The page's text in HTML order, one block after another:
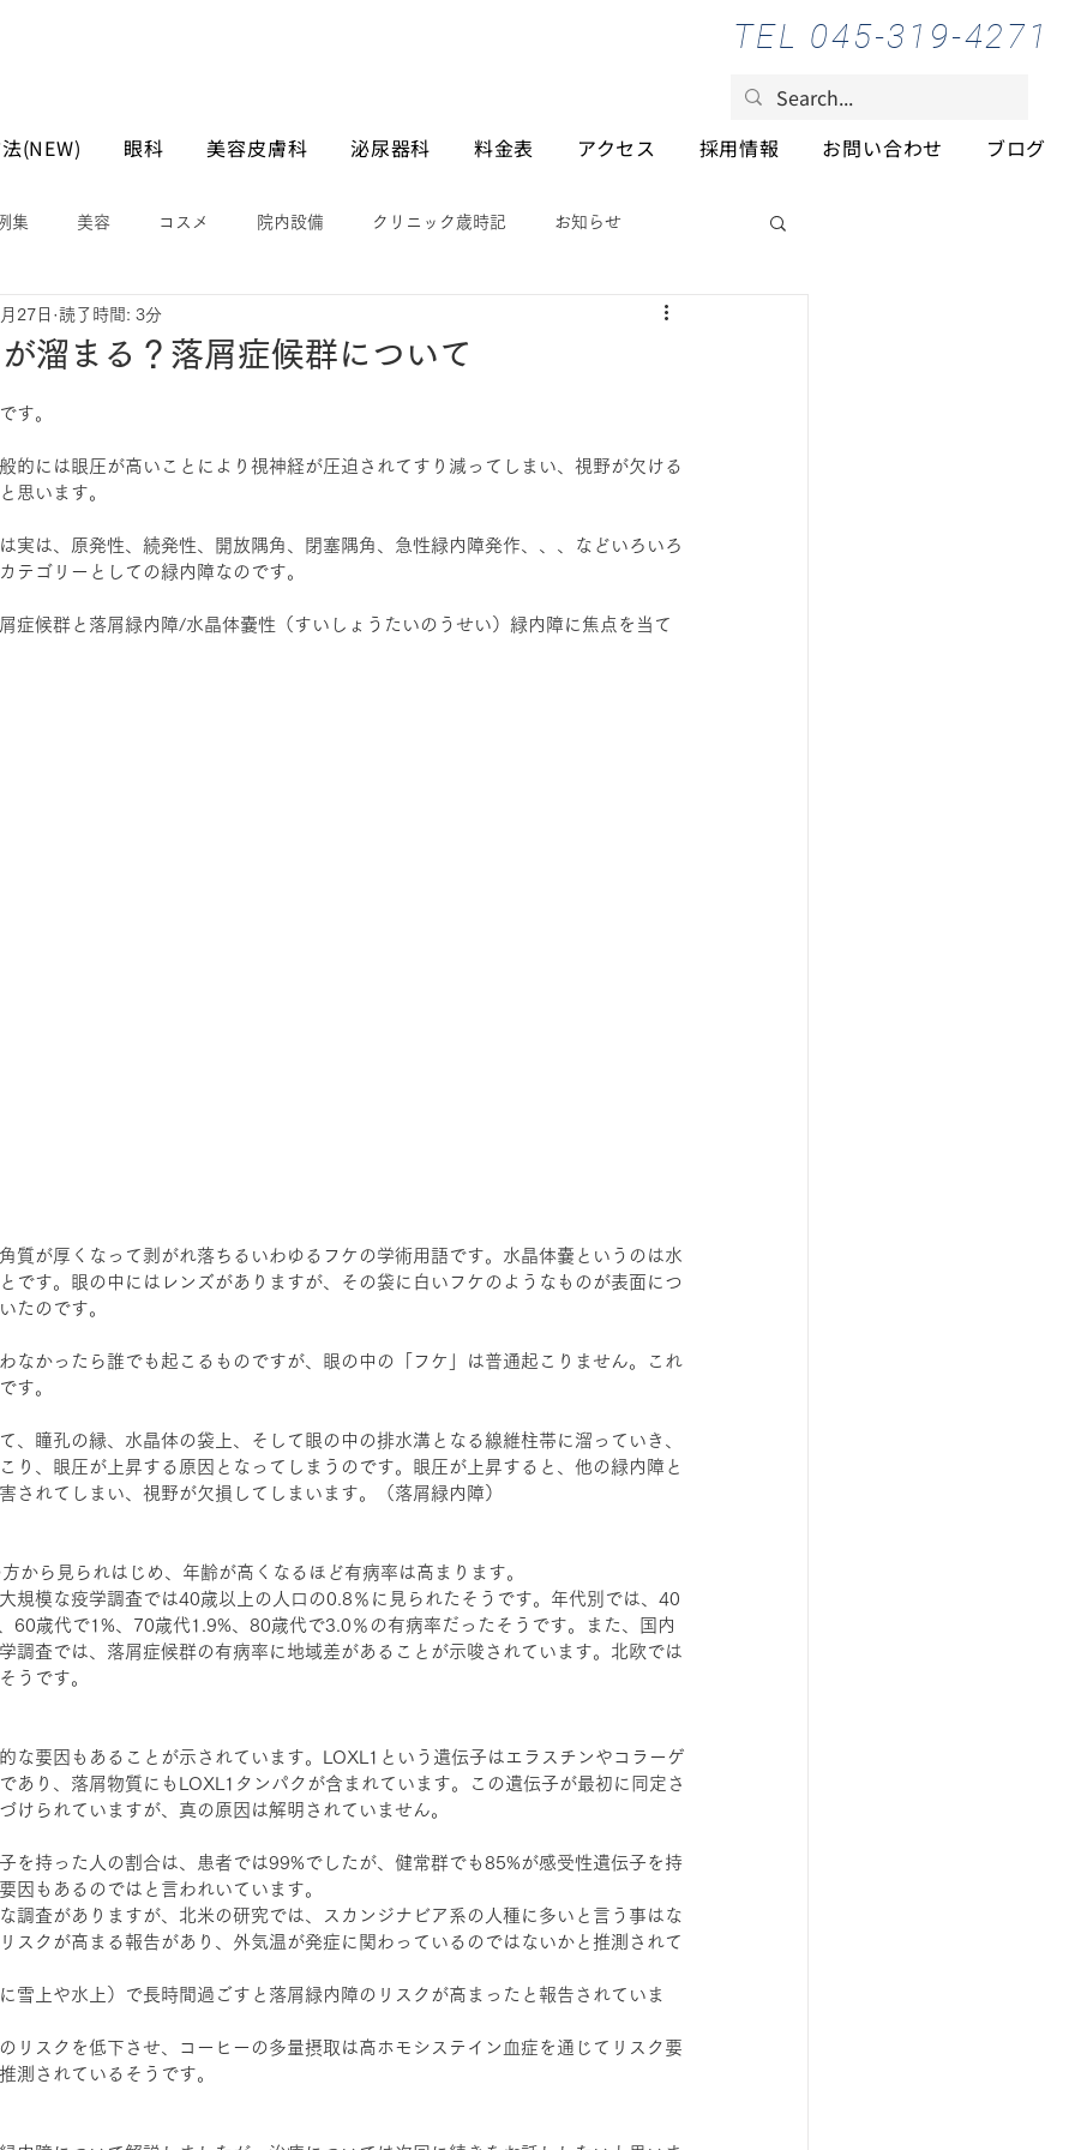
TEL 045-319-4271
(NEW) 眼科 美容皮膚科 泌尿器科 料金表 アクセス 採用情報 お問い合わせ ブログ
集 美容 コスメ 院内設備 クリニック歳時記 お知らせ
溜まる？落屑症候群について
27日 読了時間: 3分
す。
的には眼圧が高いことにより視神経が圧迫されてすり減ってしまい、視野が欠ける
思います。
実は、原発性、続発性、開放隅角、閉塞隅角、急性緑内障発作、、、などいろいろ
テゴリーとしての緑内障なのです。
症候群と落屑緑内障/水晶体嚢性（すいしょうたいのうせい）緑内障に焦点を当て
質が厚くなって剥がれ落ちるいわゆるフケの学術用語です。水晶体嚢というのは水
です。眼の中にはレンズがありますが、その袋に白いフケのようなものが表面につ
たのです。
なかったら誰でも起こるものですが、眼の中の「フケ」は普通起こりません。これ
す。
、瞳孔の縁、水晶体の袋上、そして眼の中の排水溝となる線維柱帯に溜っていき、
り、眼圧が上昇する原因となってしまうのです。眼圧が上昇すると、他の緑内障と
されてしまい、視野が欠損してしまいます。（落屑緑内障）
から見られはじめ、年齢が高くなるほど有病率は高まります。
規模な疫学調査では40歳以上の人口の0.8％に見られたそうです。年代別では、40
60歳代で1%、70歳代1.9%、80歳代で3.0％の有病率だったそうです。また、国内
調査では、落屑症候群の有病率に地域差があることが示唆されています。北欧では
うです。
な要因もあることが示されています。LOXL1という遺伝子はエラスチンやコラーゲ
あり、落屑物質にもLOXL1タンパクが含まれています。この遺伝子が最初に同定さ
けられていますが、真の原因は解明されていません。
を持った人の割合は、患者では99%でしたが、健常群でも85%が感受性遺伝子を持
因もあるのではと言われいています。
調査がありますが、北米の研究では、スカンジナビア系の人種に多いと言う事はな
スクが高まる報告があり、外気温が発症に関わっているのではないかと推測されて
雪上や水上）で長時間過ごすと落屑緑内障のリスクが高まったと報告されていま
リスクを低下させ、コーヒーの多量摂取は高ホモシステイン血症を通じてリスク要
測されているそうです。